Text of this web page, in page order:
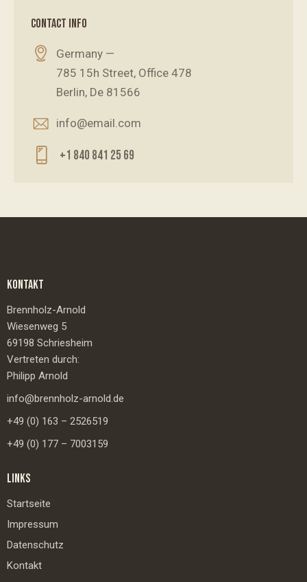
CONTACT INFO
Germany —
785 15h Street, Office 478
Berlin, De 81566
info@email.com
+1 840 841 25 69
KONTAKT
Brennholz-Arnold
Wiesenweg 5
69198 Schriesheim
Vertreten durch:
Philipp Arnold
info@brennholz-arnold.de
+49 (0) 163 – 2526519
+49 (0) 177 – 7003159
LINKS
Startseite
Impressum
Datenschutz
Kontakt